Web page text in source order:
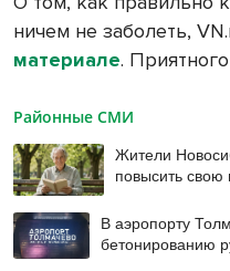
ничем не заболеть,
материале.
Районные СМИ
Жители
повысить свою
В аэропорту
бетонированию